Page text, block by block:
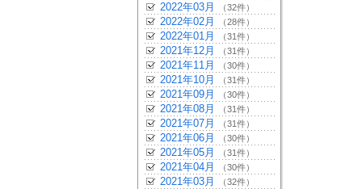
2022年03月 （32件）
2022年02月 （28件）
2022年01月 （31件）
2021年12月 （31件）
2021年11月 （30件）
2021年10月 （31件）
2021年09月 （30件）
2021年08月 （31件）
2021年07月 （31件）
2021年06月 （30件）
2021年05月 （31件）
2021年04月 （30件）
2021年03月 （32件）